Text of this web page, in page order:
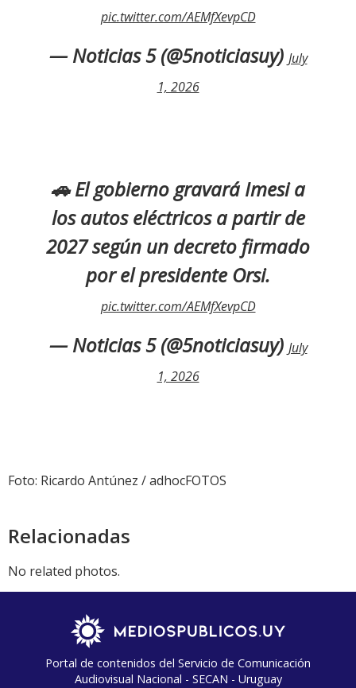
pic.twitter.com/AEMfXevpCD
— Noticias 5 (@5noticiasuy) July
1, 2026
🚗 El gobierno gravará Imesi a
los autos eléctricos a partir de
2027 según un decreto firmado
por el presidente Orsi.
pic.twitter.com/AEMfXevpCD
— Noticias 5 (@5noticiasuy) July
1, 2026
Foto: Ricardo Antúnez / adhocFOTOS
Relacionadas
No related photos.
Portal de contenidos del Servicio de Comunicación
Audiovisual Nacional - SECAN - Uruguay